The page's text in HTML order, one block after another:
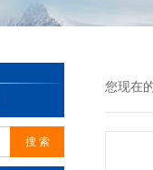
您现在